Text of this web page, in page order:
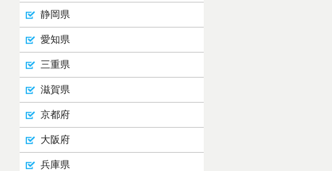
静岡県
愛知県
三重県
滋賀県
京都府
大阪府
兵庫県